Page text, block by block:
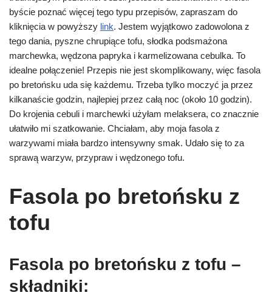
byście poznać więcej tego typu przepisów, zapraszam do
kliknięcia w powyższy link. Jestem wyjątkowo zadowolona z
tego dania, pyszne chrupiące tofu, słodka podsmażona
marchewka, wędzona papryka i karmelizowana cebulka. To
idealne połączenie! Przepis nie jest skomplikowany, więc fasola
po bretońsku uda się każdemu. Trzeba tylko moczyć ja przez
kilkanaście godzin, najlepiej przez całą noc (około 10 godzin).
Do krojenia cebuli i marchewki użyłam melaksera, co znacznie
ułatwiło mi szatkowanie. Chciałam, aby moja fasola z
warzywami miała bardzo intensywny smak. Udało się to za
sprawą warzyw, przypraw i wędzonego tofu.
Fasola po bretońsku z
tofu
Fasola po bretońsku z tofu –
składniki: